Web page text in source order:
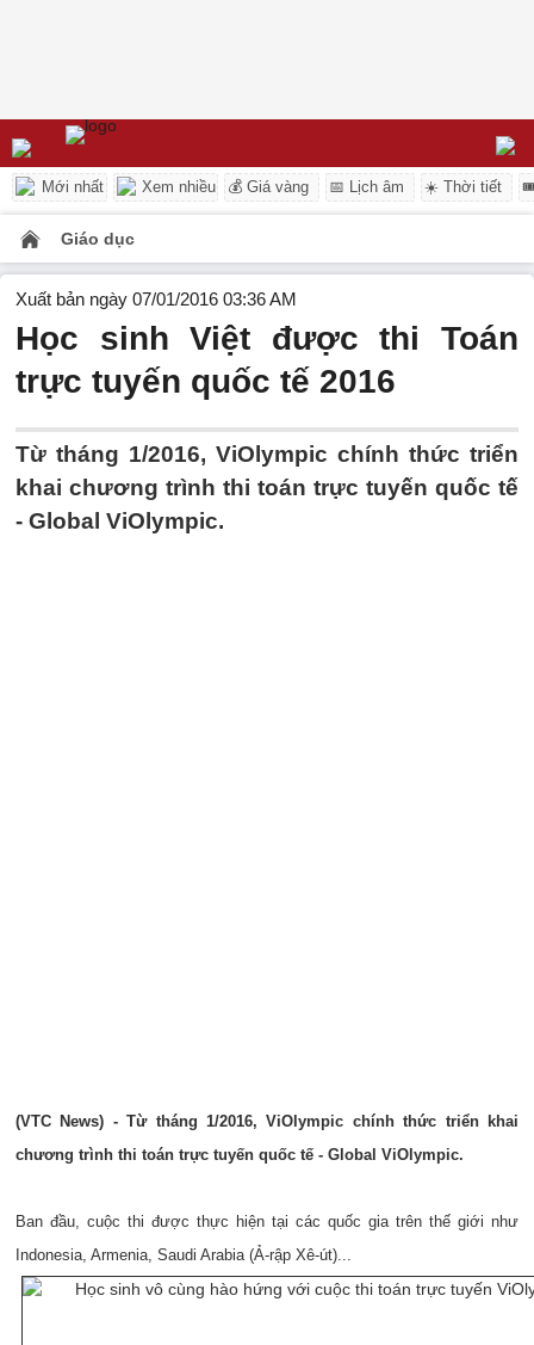
Mới nhất Xem nhiều 💰 Giá vàng 📅 Lịch âm ☀️ Thời tiết
Giáo dục
Xuất bản ngày 07/01/2016 03:36 AM
Học sinh Việt được thi Toán
trực tuyến quốc tế 2016
Từ tháng 1/2016, ViOlympic chính thức triển
khai chương trình thi toán trực tuyến quốc tế
- Global ViOlympic.
(VTC News) - Từ tháng 1/2016, ViOlympic chính thức triển khai
chương trình thi toán trực tuyến quốc tế - Global ViOlympic.
Ban đầu, cuộc thi được thực hiện tại các quốc gia trên thế giới như
Indonesia, Armenia, Saudi Arabia (Ả-rập Xê-út)...